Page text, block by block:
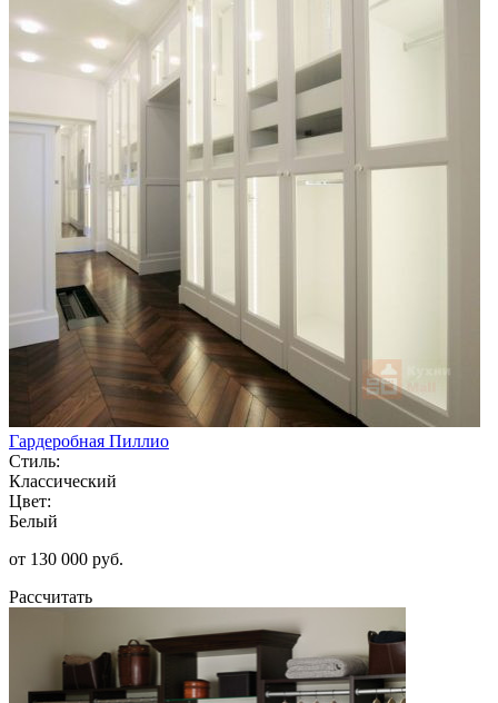
Гардеробная Пиллио
Стиль:
Классический
Цвет:
Белый
от 130 000 руб.
Рассчитать